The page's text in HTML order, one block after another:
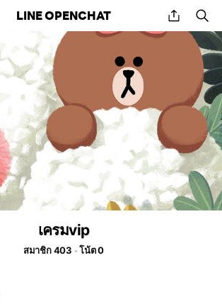
LINE OPENCHAT share
เครมvip
สมาชิก 403 โน้ต 0